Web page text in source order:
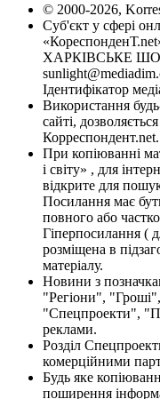
© 2000-2026,
Суб'єкт у сфері
ХАРКІВСЬКЕ
Ідентифікатор
Використання
сайті,
Корреспондент.net.
При копіюванні
і світу» , для
відкрите для
Посилання має
повного або
Гіперпосилання (
розміщена в
матеріалу.
Новини з
"Регіони",
"Спецпроекти",
реклами.
Розділ
комерційними
Будь яке
поширення